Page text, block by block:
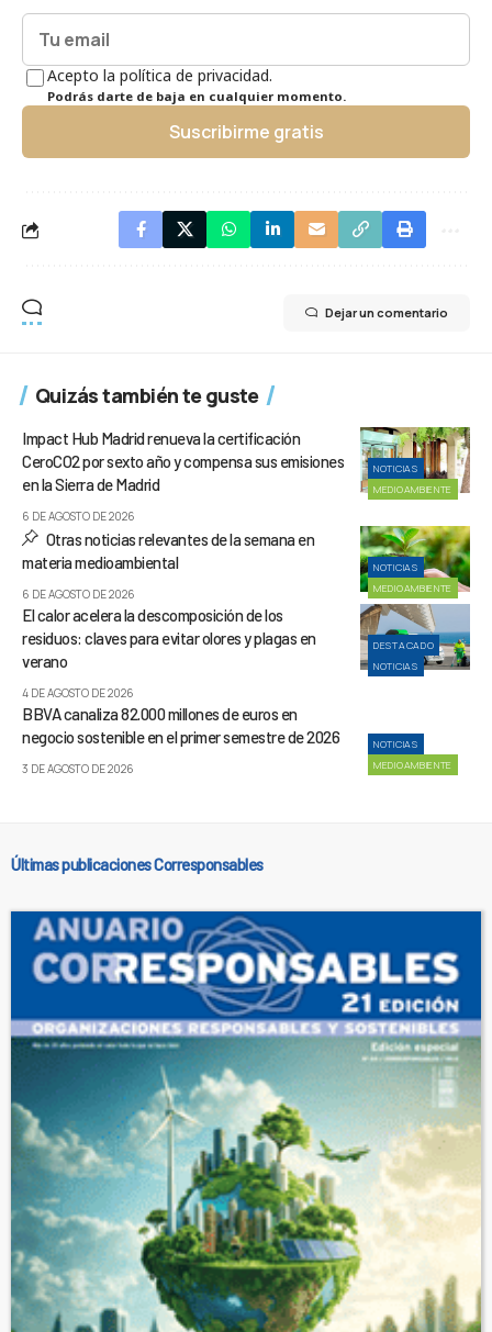
Acepto la política de privacidad.
Podrás darte de baja en cualquier momento.
Suscribirme gratis
Dejar un comentario
Quizás también te guste
NOTICIAS
MEDIOAMBIENTE
Impact Hub Madrid renueva la certificación
CeroCO2 por sexto año y compensa sus emisiones
en la Sierra de Madrid
6 DE AGOSTO DE 2026
NOTICIAS
MEDIOAMBIENTE
Otras noticias relevantes de la semana en
materia medioambiental
6 DE AGOSTO DE 2026
DESTACADO
NOTICIAS
El calor acelera la descomposición de los
residuos: claves para evitar olores y plagas en
verano
4 DE AGOSTO DE 2026
NOTICIAS
MEDIOAMBIENTE
BBVA canaliza 82.000 millones de euros en
negocio sostenible en el primer semestre de 2026
3 DE AGOSTO DE 2026
Últimas publicaciones Corresponsables